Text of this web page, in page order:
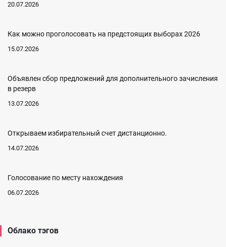
20.07.2026
Как можно проголосовать на предстоящих выборах 2026
15.07.2026
Объявлен сбор предложений для дополнительного зачисления
в резерв
13.07.2026
Открываем избирательный счет дистанционно.
14.07.2026
Голосование по месту нахождения
06.07.2026
Облако тэгов